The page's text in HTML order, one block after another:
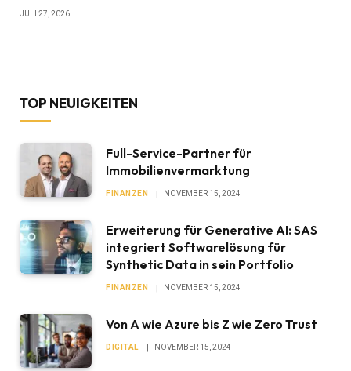
JULI 27, 2026
TOP NEUIGKEITEN
Full-Service-Partner für
Immobilienvermarktung
FINANZEN NOVEMBER 15, 2024
Erweiterung für Generative AI: SAS
integriert Softwarelösung für
Synthetic Data in sein Portfolio
FINANZEN NOVEMBER 15, 2024
Von A wie Azure bis Z wie Zero Trust
DIGITAL NOVEMBER 15, 2024